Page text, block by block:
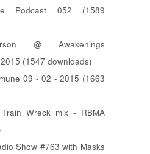
Podcast 052 (1589
@ Awakenings
(1547 downloads)
09 - 02 - 2015 (1663
Wreck mix - RBMA
Show #763 with Masks